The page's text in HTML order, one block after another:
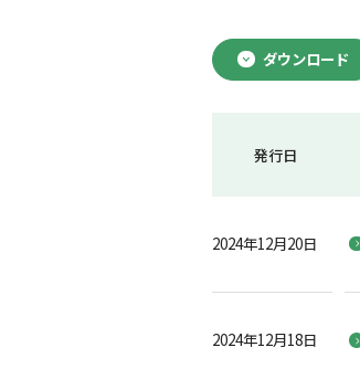
ダウンロード
発行日
2024年12月20日
2024年12月18日